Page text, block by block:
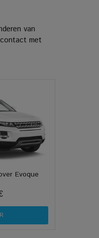
van
met
Evoque